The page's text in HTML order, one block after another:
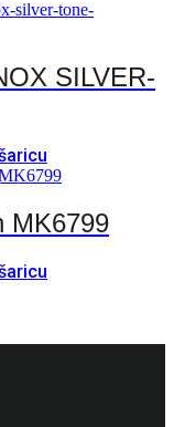
SILVER-
MK6799